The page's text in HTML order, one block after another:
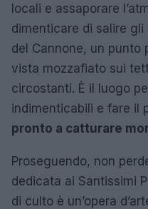
locali e assaporare
dimenticare di salire
del Cannone, un punto
vista mozzafiato sui
circostanti. È il luogo
indimenticabili e fare il
pronto a catturare
Proseguendo, non
dedicata ai Santissimi
di culto è un’opera